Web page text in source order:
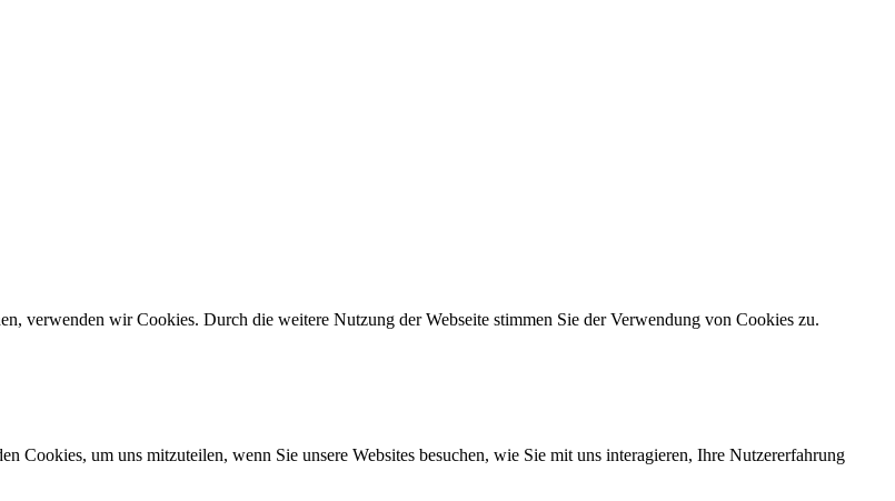
verwenden wir Cookies. Durch die weitere Nutzung der Webseite stimmen Sie der Verwendung von Cookies zu.
Cookies, um uns mitzuteilen, wenn Sie unsere Websites besuchen, wie Sie mit uns interagieren, Ihre Nutzererfahrung